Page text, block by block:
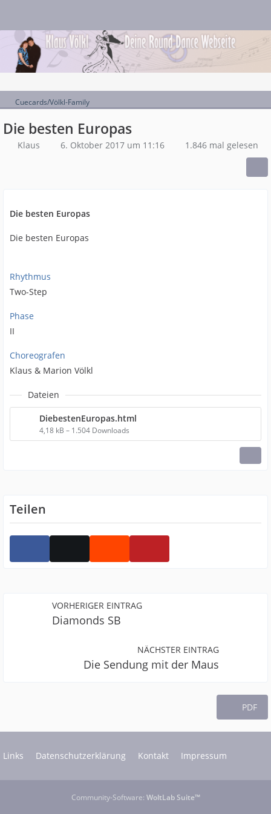
Cuecards/Völkl-Family
Die besten Europas
Klaus 6. Oktober 2017 um 11:16 1.846 mal gelesen
Die besten Europas
Die besten Europas
Rhythmus
Two-Step
Phase
II
Choreografen
Klaus & Marion Völkl
Dateien
DiebestenEuropas.html
4,18 kB – 1.504 Downloads
Teilen
VORHERIGER EINTRAG
Diamonds SB
NÄCHSTER EINTRAG
Die Sendung mit der Maus
PDF
Links Datenschutzerklärung Kontakt Impressum
Community-Software: WoltLab Suite™